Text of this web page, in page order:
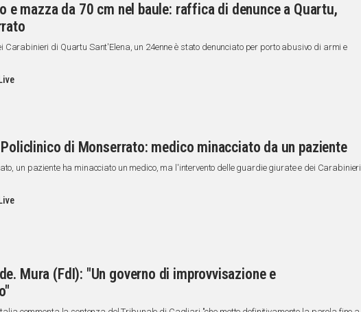
e mazza da 70 cm nel baule: raffica di denunce a Quartu,
Carabinieri di Quartu Sant'Elena, un 24enne è stato denunciato per porto abusivo di armi e
di Monserrato: medico minacciato da un paziente
un paziente ha minacciato un medico, ma l'intervento delle guardie giurate e dei Carabinieri
Mura (FdI): "Un governo di improvvisazione e